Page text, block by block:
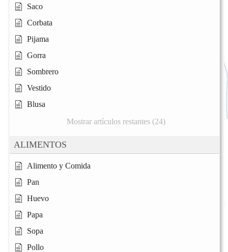
Saco
Corbata
Pijama
Gorra
Sombrero
Vestido
Blusa
Mostrar artículos restantes (24)
ALIMENTOS
Alimento y Comida
Pan
Huevo
Papa
Sopa
Pollo